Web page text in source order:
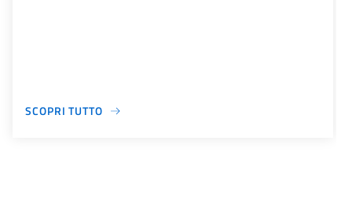
SCOPRI TUTTO